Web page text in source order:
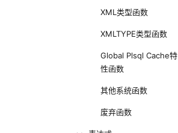
XML类型函数
XMLTYPE类型函数
Global Plsql Cache特
性函数
其他系统函数
废弃函数